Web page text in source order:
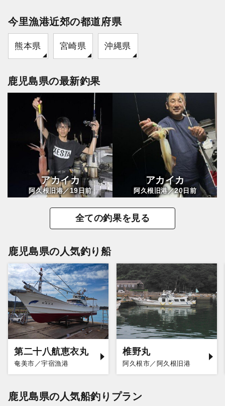
今里漁港近郊の都道府県
熊本県 宮崎県 沖縄県
鹿児島県の最新釣果
アカイカ
阿久根旧港／19日前
アカイカ
阿久根旧港／20 日前
全ての釣果を見る
鹿児島県の人気釣り船
第二十八航恵衣丸
奄美市／宇宿漁港
椎野丸
阿久根市／阿久根旧港
鹿児島県の人気船釣りプラン